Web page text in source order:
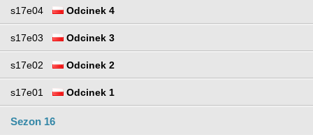
s17e04 Odcinek 4
s17e03 Odcinek 3
s17e02 Odcinek 2
s17e01 Odcinek 1
Sezon 16